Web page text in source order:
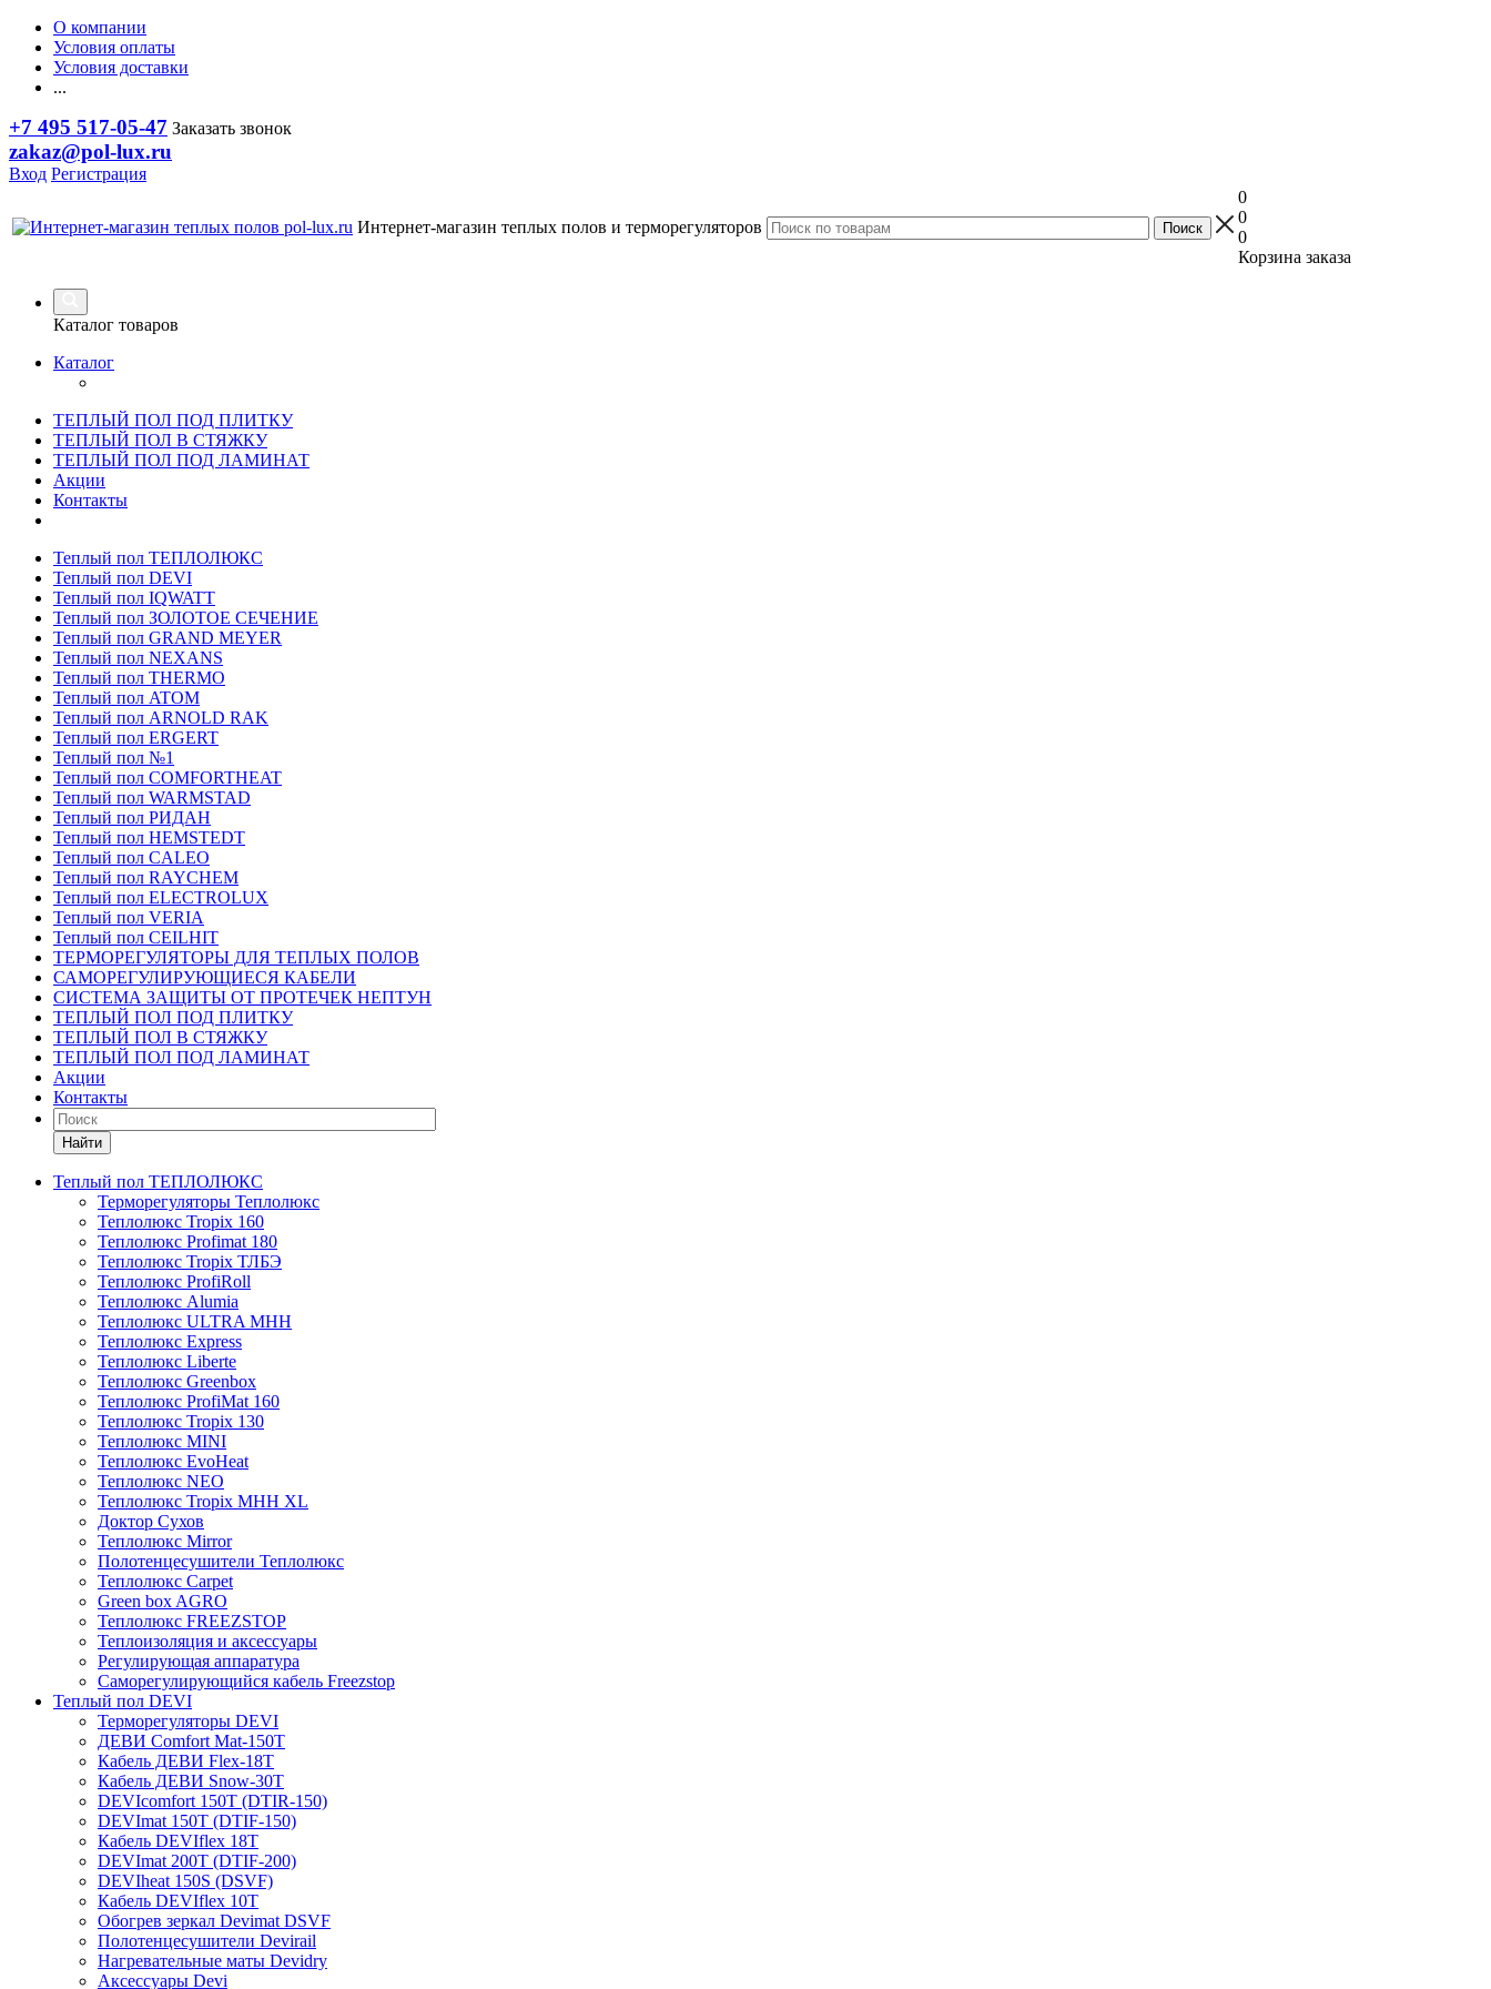
О компании
Условия оплаты
Условия доставки
...
+7 495 517-05-47 Заказать звонок
zakaz@pol-lux.ru
Вход Регистрация
Интернет-магазин теплых полов и терморегуляторов
0
0
0
Корзина заказа
Каталог товаров
Каталог
ТЕПЛЫЙ ПОЛ ПОД ПЛИТКУ
ТЕПЛЫЙ ПОЛ В СТЯЖКУ
ТЕПЛЫЙ ПОЛ ПОД ЛАМИНАТ
Акции
Контакты
Теплый пол ТЕПЛОЛЮКС
Теплый пол DEVI
Теплый пол IQWATT
Теплый пол ЗОЛОТОЕ СЕЧЕНИЕ
Теплый пол GRAND MEYER
Теплый пол NEXANS
Теплый пол THERMO
Теплый пол ATOM
Теплый пол ARNOLD RAK
Теплый пол ERGERT
Теплый пол №1
Теплый пол COMFORTHEAT
Теплый пол WARMSTAD
Теплый пол РИДАН
Теплый пол HEMSTEDT
Теплый пол CALEO
Теплый пол RAYCHEM
Теплый пол ELECTROLUX
Теплый пол VERIA
Теплый пол CEILHIT
ТЕРМОРЕГУЛЯТОРЫ ДЛЯ ТЕПЛЫХ ПОЛОВ
САМОРЕГУЛИРУЮЩИЕСЯ КАБЕЛИ
СИСТЕМА ЗАЩИТЫ ОТ ПРОТЕЧЕК НЕПТУН
ТЕПЛЫЙ ПОЛ ПОД ПЛИТКУ
ТЕПЛЫЙ ПОЛ В СТЯЖКУ
ТЕПЛЫЙ ПОЛ ПОД ЛАМИНАТ
Акции
Контакты
Найти
Теплый пол ТЕПЛОЛЮКС
Терморегуляторы Теплолюкс
Теплолюкс Tropix 160
Теплолюкс Profimat 180
Теплолюкс Tropix ТЛБЭ
Теплолюкс ProfiRoll
Теплолюкс Alumia
Теплолюкс ULTRA МНН
Теплолюкс Express
Теплолюкс Liberte
Теплолюкс Greenbox
Теплолюкс ProfiMat 160
Теплолюкс Tropix 130
Теплолюкс MINI
Теплолюкс EvoHeat
Теплолюкс NEO
Теплолюкс Tropix МНН XL
Доктор Сухов
Теплолюкс Mirror
Полотенцесушители Теплолюкс
Теплолюкс Carpet
Green box AGRO
Теплолюкс FREEZSTOP
Теплоизоляция и аксессуары
Регулирующая аппаратура
Cаморегулирующийся кабель Freezstop
Теплый пол DEVI
Терморегуляторы DEVI
ДЕВИ Comfort Mat-150T
Кабель ДЕВИ Flex-18T
Кабель ДЕВИ Snow-30T
DEVIcomfort 150T (DTIR-150)
DEVImat 150T (DTIF-150)
Кабель DEVIflex 18T
DEVImat 200T (DTIF-200)
DEVIheat 150S (DSVF)
Кабель DEVIflex 10T
Обогрев зеркал Devimat DSVF
Полотенцесушители Devirail
Нагревательные маты Devidry
Аксессуары Devi